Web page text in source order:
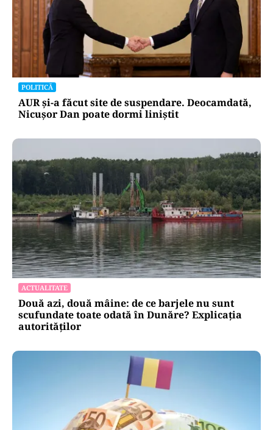
POLITICĂ
AUR și-a făcut site de suspendare. Deocamdată,
Nicușor Dan poate dormi liniștit
ACTUALITATE
Două azi, două mâine: de ce barjele nu sunt
scufundate toate odată în Dunăre? Explicația
autorităților